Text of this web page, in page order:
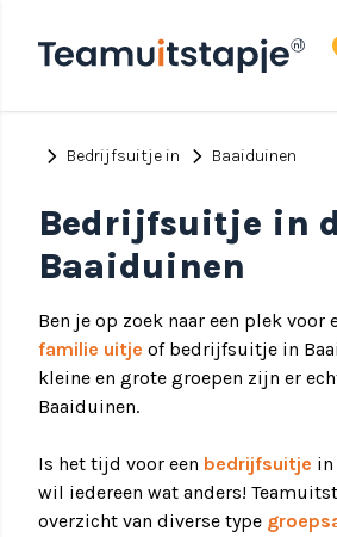
chevron_right Bedrijfsuitje in chevron_right Baaiduinen
Bedrijfsuitje in
Baaiduinen
Ben je op zoek naar een plek voor
familie uitje of bedrijfsuitje in
kleine en grote groepen zijn er
Baaiduinen.
Is het tijd voor een bedrijfsuitje in
wil iedereen wat anders!
overzicht van diverse type